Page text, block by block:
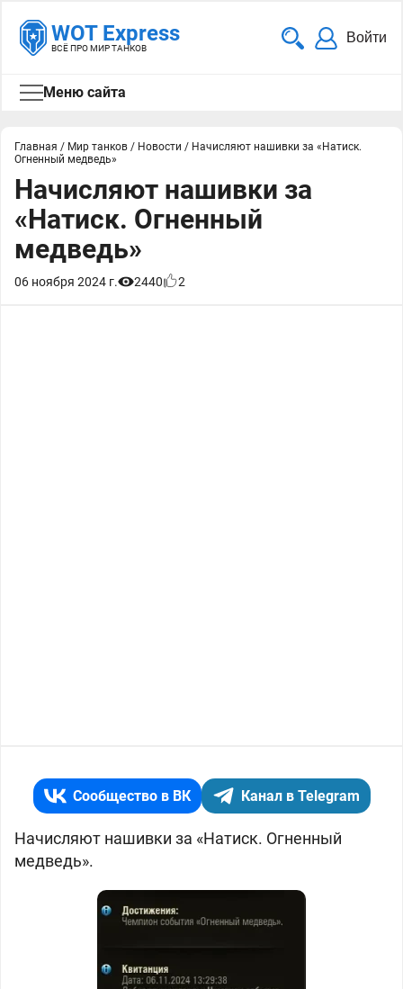
WOT Express
ВСЁ ПРО МИР ТАНКОВ
Войти
Меню сайта
Главная / Мир танков / Новости / Начисляют нашивки за «Натиск.
Огненный медведь»
Начисляют нашивки за
«Натиск. Огненный
медведь»
06 ноября 2024 г. 2440 2
Сообщество в ВК Канал в Telegram
Начисляют нашивки за «Натиск. Огненный
медведь».